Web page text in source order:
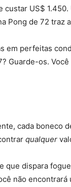
US$
Pong de 72 traz
em perfeitas
Guarde-os.
cada boneco
qualquer
que dispara
não